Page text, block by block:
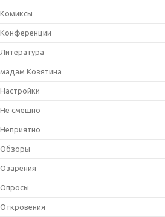
Комиксы
Конференции
Литература
мадам Козятина
Настройки
Не смешно
Неприятно
Обзоры
Озарения
Опросы
Откровения